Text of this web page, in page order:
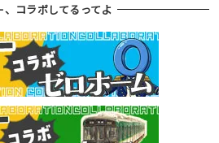
、コラボしてるってよ